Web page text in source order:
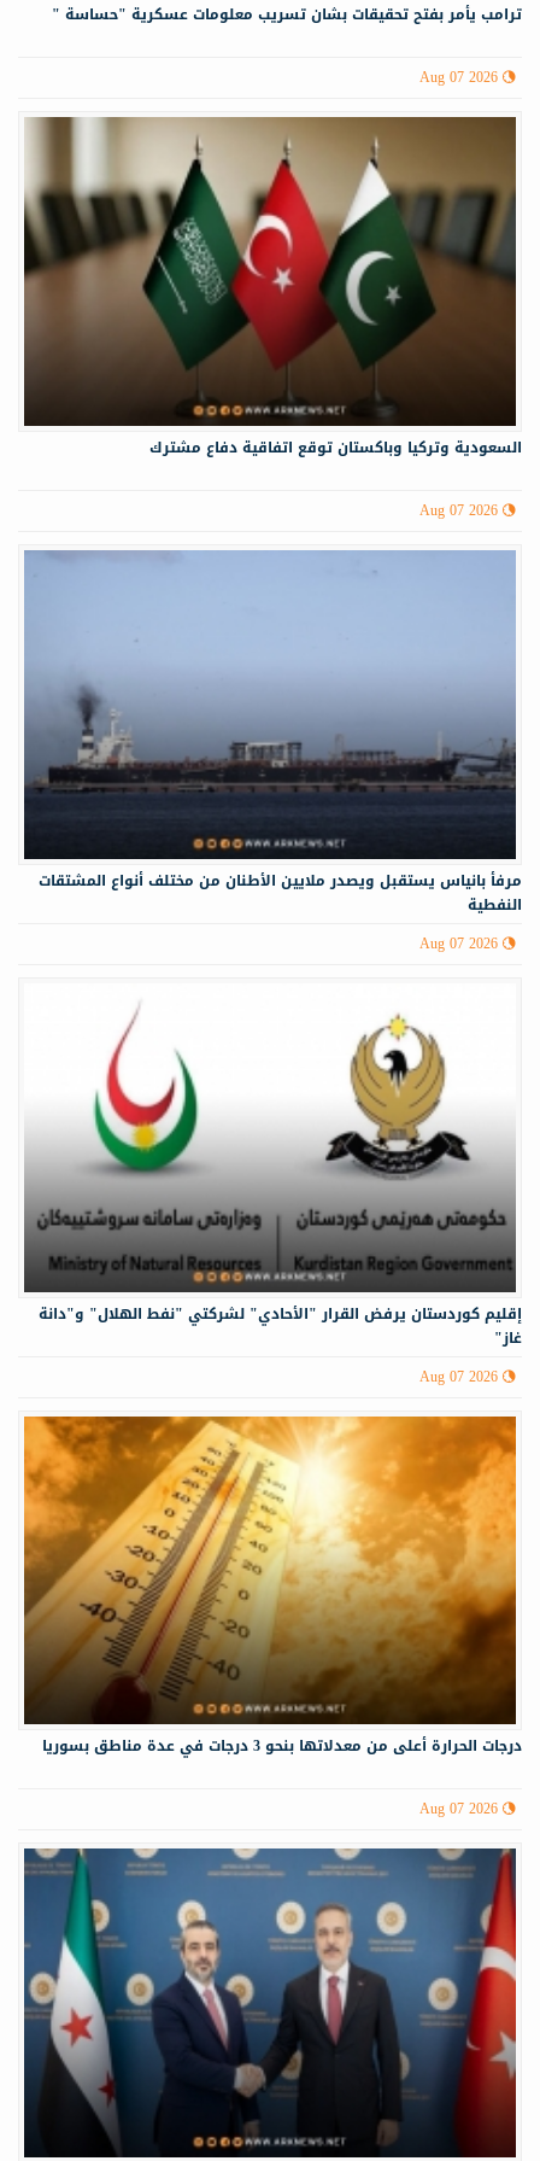
ترامب يأمر بفتح تحقيقات بشان تسريب معلومات عسكرية "حساسة "
Aug 07 2026
السعودية وتركيا وباكستان توقع اتفاقية دفاع مشترك
Aug 07 2026
مرفأ بانياس يستقبل ويصدر ملايين الأطنان من مختلف أنواع المشتقات
النفطية
Aug 07 2026
إقليم كوردستان يرفض القرار "الأحادي" لشركتي "نفط الهلال" و"دانة
غاز"
Aug 07 2026
درجات الحرارة أعلى من معدلاتها بنحو 3 درجات في عدة مناطق بسوريا
Aug 07 2026